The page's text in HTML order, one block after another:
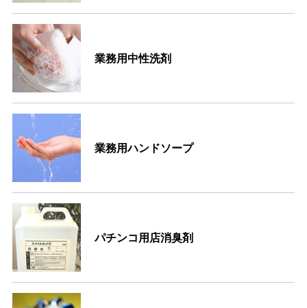
業務用中性洗剤
業務用ハンドソープ
パチンコ用店消臭剤